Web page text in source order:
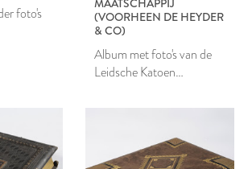
foto's
(VOORHEEN DE HEYDER
& CO)
Album met foto's van de
Leidsche Katoen